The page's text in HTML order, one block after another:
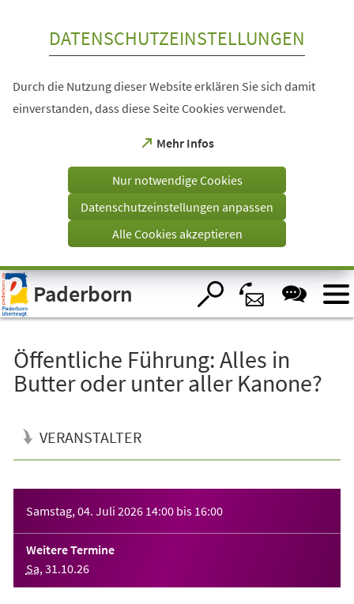
Visuelle
Assistenzsoftware
öffnen.
DATENSCHUTZEINSTELLUNGEN
Durch die Nutzung dieser Website erklären Sie sich damit
einverstanden, dass diese Seite Cookies verwendet.
Mehr Infos
(Öffnet
einem
Tab)
Nur notwendige Cookies
Datenschutzeinstellungen anpassen
Alle Cookies akzeptieren
Paderborn
Öffentliche Führung: Alles in
Butter oder unter aller Kanone?
VERANSTALTER
Samstag, 04. Juli 2026 14:00 bis 16:00
Weitere Termine
Sa, 31 .10.26